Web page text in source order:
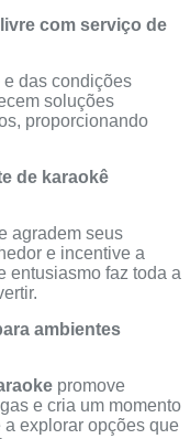
com serviço de
das condições
soluções
proporcionando
de karaokê
agradem seus
e incentive a
entusiasmo faz toda a
ambientes
promove
e cria um momento
explorar opções que